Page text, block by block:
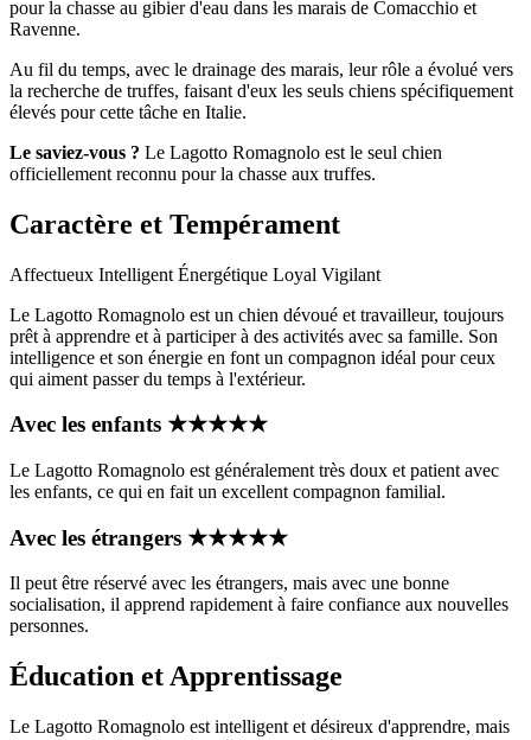
pour la chasse au gibier d'eau dans les marais de Comacchio et
Ravenne.
Au fil du temps, avec le drainage des marais, leur rôle a évolué vers
la recherche de truffes, faisant d'eux les seuls chiens spécifiquement
élevés pour cette tâche en Italie.
Le saviez-vous ? Le Lagotto Romagnolo est le seul chien
officiellement reconnu pour la chasse aux truffes.
Caractère et Tempérament
Affectueux Intelligent Énergétique Loyal Vigilant
Le Lagotto Romagnolo est un chien dévoué et travailleur, toujours
prêt à apprendre et à participer à des activités avec sa famille. Son
intelligence et son énergie en font un compagnon idéal pour ceux
qui aiment passer du temps à l'extérieur.
Avec les enfants ★★★★★
Le Lagotto Romagnolo est généralement très doux et patient avec
les enfants, ce qui en fait un excellent compagnon familial.
Avec les étrangers ★★★★★
Il peut être réservé avec les étrangers, mais avec une bonne
socialisation, il apprend rapidement à faire confiance aux nouvelles
personnes.
Éducation et Apprentissage
Le Lagotto Romagnolo est intelligent et désireux d'apprendre, mais